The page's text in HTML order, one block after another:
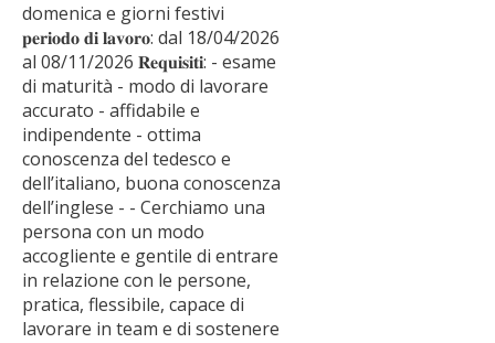
domenica e giorni festivi
𝐩𝐞𝐫𝐢𝐨𝐝𝐨 𝐝𝐢 𝐥𝐚𝐯𝐨𝐫𝐨: dal 18/04/2026
al 08/11/2026 𝐑𝐞𝐪𝐮𝐢𝐬𝐢𝐭𝐢: - esame
di maturità - modo di lavorare
accurato - affidabile e
indipendente - ottima
conoscenza del tedesco e
dell’italiano, buona conoscenza
dell’inglese - - Cerchiamo una
persona con un modo
accogliente e gentile di entrare
in relazione con le persone,
pratica, flessibile, capace di
lavorare in team e di sostenere